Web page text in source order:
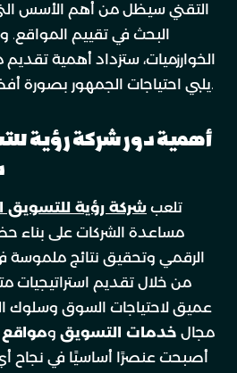
التقني سيظل من أهم الأسس
البحث في تقييم المواقع.
الخوارزميات، ستزداد أهمية
يلبي احتياجات الجمهور بصورة أفضل من أي وقت مضى.
أهمية دور شركة رؤية
تلعب شركة رؤية للتسويق
مساعدة الشركات على بناء
الرقمي وتحقيق نتائج ملموسة
من خلال تقديم استراتيجيات
عميق لاحتياجات السوق وسلوك
مجال خدمات التسويق ومواقع
أصبحت عنصرًا أساسيًا في نجاح